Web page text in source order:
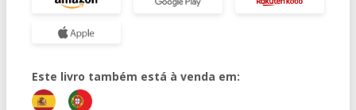
Este livro também está à venda em: